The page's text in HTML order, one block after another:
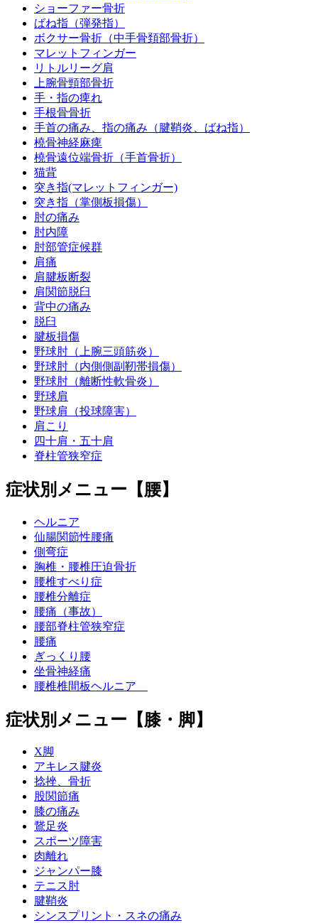
ショーファー骨折
ばね指（弾発指）
ボクサー骨折（中手骨頚部骨折）
マレットフィンガー
リトルリーグ肩
上腕骨頸部骨折
手・指の痺れ
手根骨骨折
手首の痛み、指の痛み（腱鞘炎、ばね指）
橈骨神経麻痺
橈骨遠位端骨折（手首骨折）
猫背
突き指(マレットフィンガー)
突き指（掌側板損傷）
肘の痛み
肘内障
肘部管症候群
肩痛
肩腱板断裂
肩関節脱臼
背中の痛み
脱臼
腱板損傷
野球肘（上腕三頭筋炎）
野球肘（内側側副靭帯損傷）
野球肘（離断性軟骨炎）
野球肩
野球肩（投球障害）
肩こり
四十肩・五十肩
脊柱管狭窄症
症状別メニュー【腰】
ヘルニア
仙腸関節性腰痛
側弯症
胸椎・腰椎圧迫骨折
腰椎すべり症
腰椎分離症
腰痛（事故）
腰部脊柱管狭窄症
腰痛
ぎっくり腰
坐骨神経痛
腰椎椎間板ヘルニア
症状別メニュー【膝・脚】
X脚
アキレス腱炎
捻挫、骨折
股関節痛
膝の痛み
鵞足炎
スポーツ障害
肉離れ
ジャンパー膝
テニス肘
腱鞘炎
シンスプリント・スネの痛み